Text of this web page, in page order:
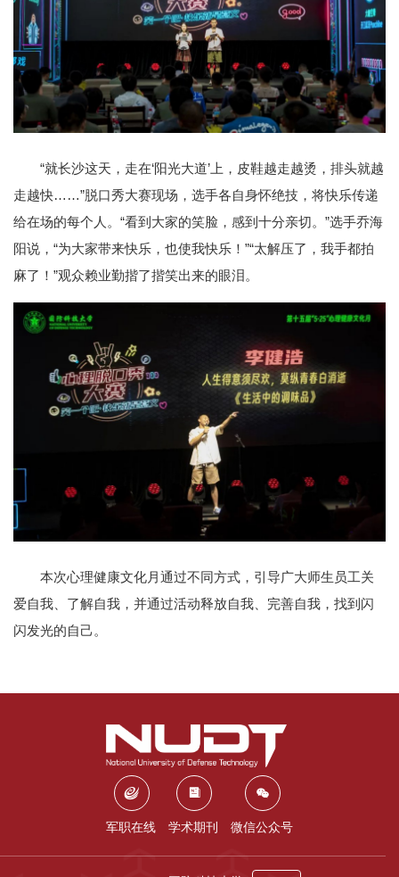
“就长沙这天，走在‘阳光大道’上，皮鞋越走越烫，排头就越
走越快……”脱口秀大赛现场，选手各自身怀绝技，将快乐传递
给在场的每个人。“看到大家的笑脸，感到十分亲切。”选手乔海
阳说，“为大家带来快乐，也使我快乐！”“太解压了，我手都拍
麻了！”观众赖业勤揩了揩笑出来的眼泪。
本次心理健康文化月通过不同方式，引导广大师生员工关
爱自我、了解自我，并通过活动释放自我、完善自我，找到闪
闪发光的自己。
军职在线 学术期刊 微信公众号